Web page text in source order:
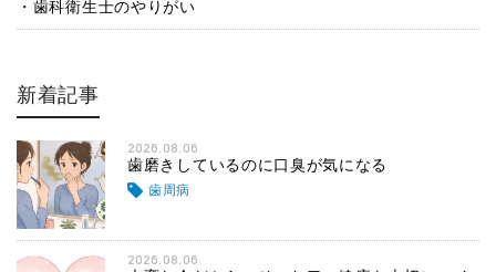
歯科衛生士のやりがい
新着記事
2026.08.06
歯磨きしているのに口臭が気になる
歯周病
2026.08.06